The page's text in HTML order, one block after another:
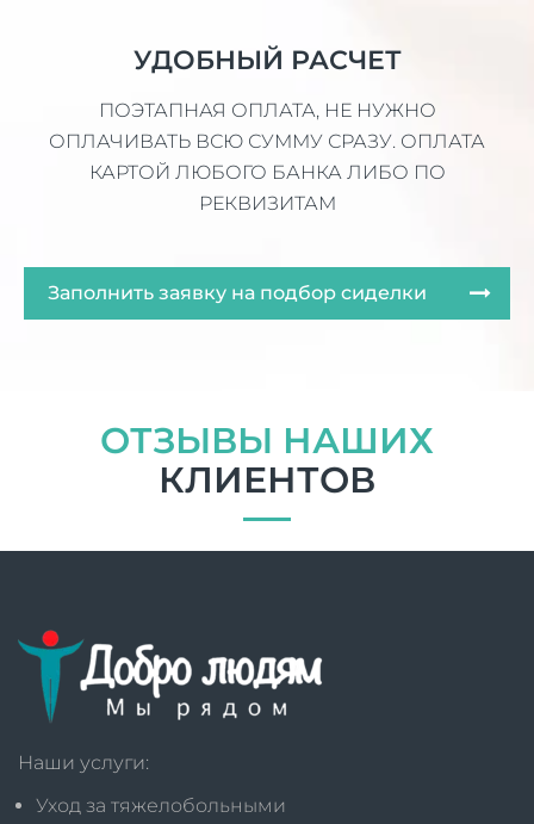
УДОБНЫЙ РАСЧЕТ
ПОЭТАПНАЯ ОПЛАТА, НЕ НУЖНО
ОПЛАЧИВАТЬ ВСЮ СУММУ СРАЗУ. ОПЛАТА
КАРТОЙ ЛЮБОГО БАНКА ЛИБО ПО
РЕКВИЗИТАМ
Заполнить заявку на подбор сиделки
ОТЗЫВЫ НАШИХ
КЛИЕНТОВ
Наши услуги:
Уход за тяжелобольными